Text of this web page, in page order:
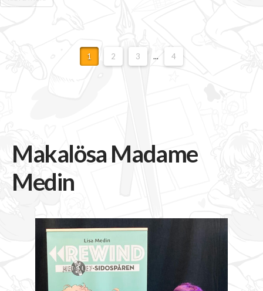
1 2 3 ... 4
Makalösa Madame
Medin